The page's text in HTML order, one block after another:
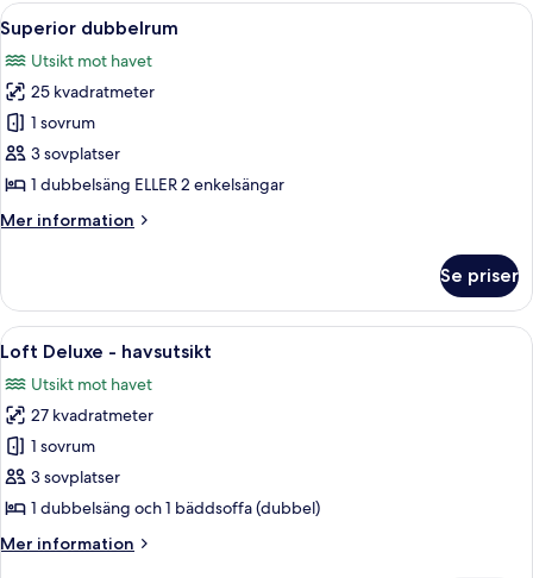
utsikt
mot
trädgården
Öppna
alla
foton
för
Superior
dubbelrum
Ett hotellrum med en säng, ett
8
Superior dubbelrum
Utsikt mot havet
25 kvadratmeter
1 sovrum
3 sovplatser
1 dubbelsäng ELLER 2 enkelsängar
Mer information
Mer
dubbelrum
Se priser
Öppna
alla
foton
för
Loft
Deluxe
-
Ett sovrum med en stor säng, ett
15
Loft Deluxe - havsutsikt
Utsikt mot havet
27 kvadratmeter
1 sovrum
3 sovplatser
1 dubbelsäng och 1 bäddsoffa (dubbel)
Mer information
Mer